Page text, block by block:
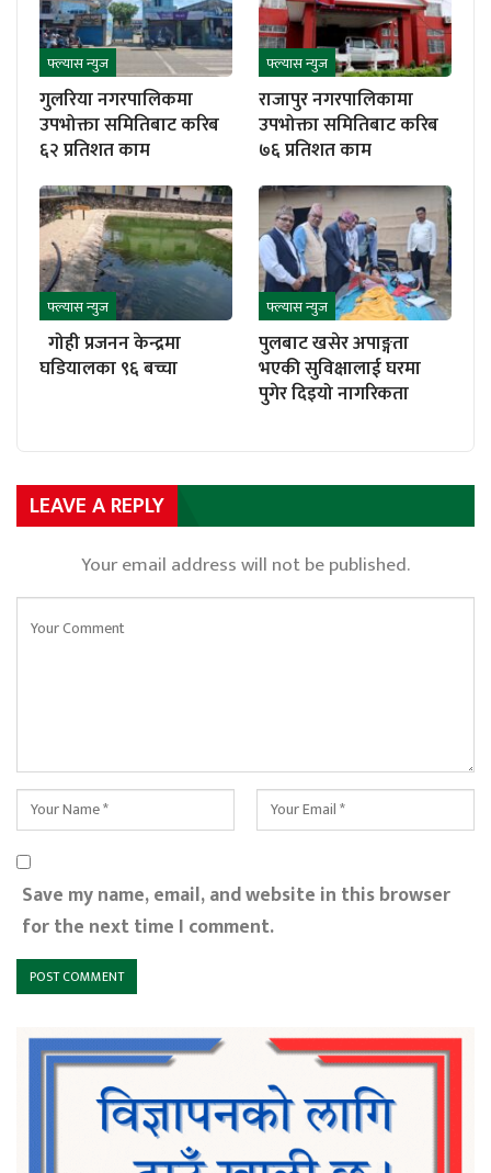
फ्ल्यास न्युज
गुलरिया नगरपालिकमा
उपभोक्ता समितिबाट करिब
६२ प्रतिशत काम
फ्ल्यास न्युज
राजापुर नगरपालिकामा
उपभोक्ता समितिबाट करिब
७६ प्रतिशत काम
फ्ल्यास न्युज
गोही प्रजनन केन्द्रमा
घडियालका ९६ बच्चा
फ्ल्यास न्युज
पुलबाट खसेर अपाङ्गता
भएकी सुविक्षालाई घरमा
पुगेर दिइयो नागरिकता
LEAVE A REPLY
Your email address will not be published.
Save my name, email, and website in this browser
for the next time I comment.